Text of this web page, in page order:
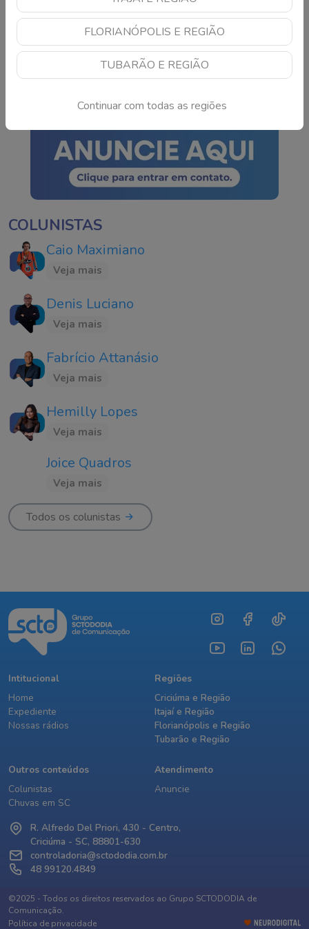
FLORIANÓPOLIS E REGIÃO
TUBARÃO E REGIÃO
Continuar com todas as regiões
Chapecoense se despede
da Copa do Brasil após
derrota para o Cruzeiro
COLUNISTAS
Caio Maximiano
Veja mais
Denis Luciano
Veja mais
Fabrício Attanásio
Veja mais
Hemilly Lopes
Veja mais
Joice Quadros
Veja mais
Todos os colunistas
Intitucional
Home
Expediente
Nossas rádios
Regiões
Criciúma e Região
Itajaí e Região
Florianópolis e Região
Tubarão e Região
Outros conteúdos
Colunistas
Chuvas em SC
Atendimento
Anuncie
R. Alfredo Del Priori, 430 - Centro,
Criciúma - SC, 88801-630
controladoria@sctododia.com.br
48 99120.4849
©2025 - Todos os direitos reservados ao Grupo SCTODODIA de
Comunicação.
Política de privacidade